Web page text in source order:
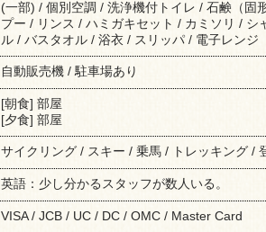
(一部) / 個別空調 / 洗浄機付トイレ / 石鹸（固
プー / リンス / ハミガキセット / カミソリ / シ
ル / バスタオル / 浴衣 / スリッパ / 電子レンジ
自動販売機 / 駐車場あり
[朝食] 部屋
[夕食] 部屋
サイクリング / スキー / 乗馬 / トレッキング /
英語：少し分かるスタッフが数人いる。
VISA / JCB / UC / DC / OMC / Master Card